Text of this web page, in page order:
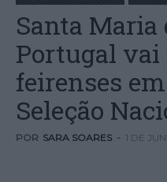
Santa Maria
Portugal
feirenses
Seleção
POR SARA SOARES - 1 DE